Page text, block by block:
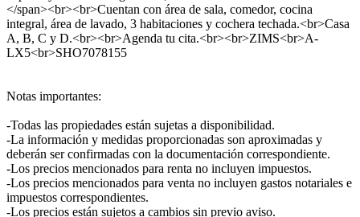
</span><br><br>Cuentan con área de sala, comedor, cocina
integral, área de lavado, 3 habitaciones y cochera techada.<br>Casa
A, B, C y D.<br><br>Agenda tu cita.<br><br>ZIMS<br>A-
LX5<br>SHO7078155
Notas importantes:
-Todas las propiedades están sujetas a disponibilidad.
-La información y medidas proporcionadas son aproximadas y
deberán ser confirmadas con la documentación correspondiente.
-Los precios mencionados para renta no incluyen impuestos.
-Los precios mencionados para venta no incluyen gastos notariales e
impuestos correspondientes.
-Los precios están sujetos a cambios sin previo aviso.